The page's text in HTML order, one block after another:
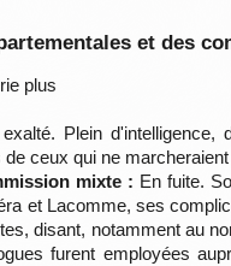
et des
plus
exalté. Plein
ceux qui ne
mixte : En fuite.
et Lacomme, ses
disant, notamment au
furent employées